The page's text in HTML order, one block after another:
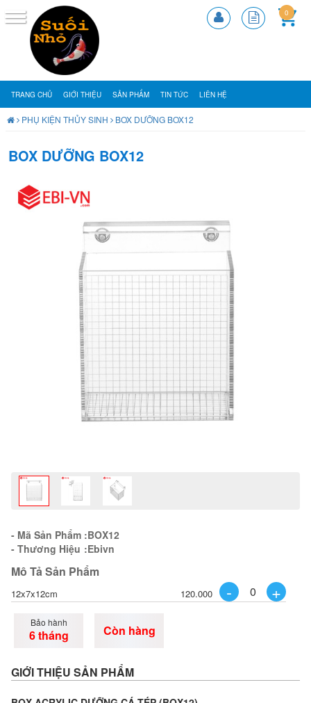
0
TRANG CHỦ GIỚI THIỆU SẢN PHẨM TIN TỨC LIÊN HỆ
PHỤ KIỆN THỦY SINH BOX DƯỠNG BOX12
BOX DƯỠNG BOX12
- Mã Sản Phẩm :BOX12
- Thương Hiệu :Ebivn
Mô Tả Sản Phẩm
12x7x12cm 120.000 - +
Bảo hành
6 tháng Còn hàng
GIỚI THIỆU SẢN PHẨM